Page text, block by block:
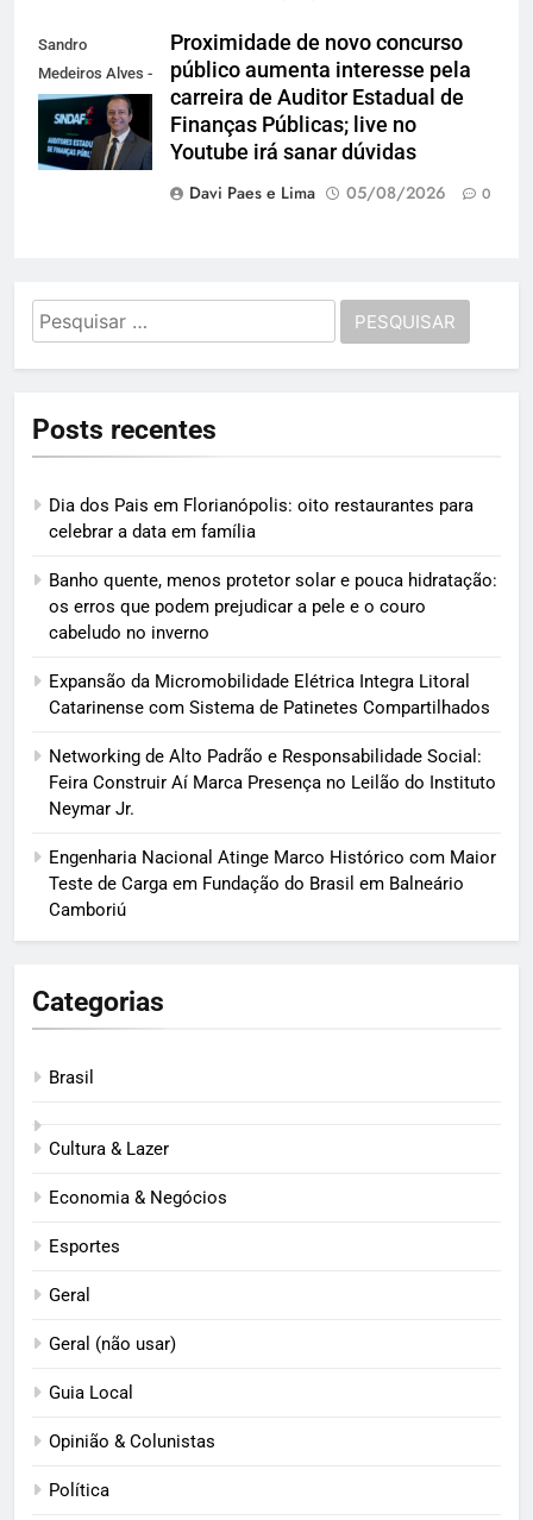
Sandro
Medeiros Alves -
Presidente do
Sindaf-SC
Proximidade de novo concurso
público aumenta interesse pela
carreira de Auditor Estadual de
Finanças Públicas; live no
Youtube irá sanar dúvidas
Davi Paes e Lima
05/08/2026 0
Pesquisar
por:
Posts recentes
Dia dos Pais em Florianópolis: oito restaurantes para
celebrar a data em família
Banho quente, menos protetor solar e pouca hidratação:
os erros que podem prejudicar a pele e o couro
cabeludo no inverno
Expansão da Micromobilidade Elétrica Integra Litoral
Catarinense com Sistema de Patinetes Compartilhados
Networking de Alto Padrão e Responsabilidade Social:
Feira Construir Aí Marca Presença no Leilão do Instituto
Neymar Jr.
Engenharia Nacional Atinge Marco Histórico com Maior
Teste de Carga em Fundação do Brasil em Balneário
Camboriú
Categorias
Brasil
Cultura & Lazer
Economia & Negócios
Esportes
Geral
Geral (não usar)
Guia Local
Opinião & Colunistas
Política